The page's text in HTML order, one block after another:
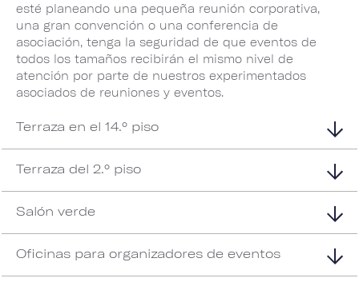
esté planeando una pequeña reunión corporativa,
una gran convención o una conferencia de
asociación, tenga la seguridad de que eventos de
todos los tamaños recibirán el mismo nivel de
atención por parte de nuestros experimentados
asociados de reuniones y eventos.
Terraza en el 14.° piso
Terraza del 2.° piso
Salón verde
Oficinas para organizadores de eventos